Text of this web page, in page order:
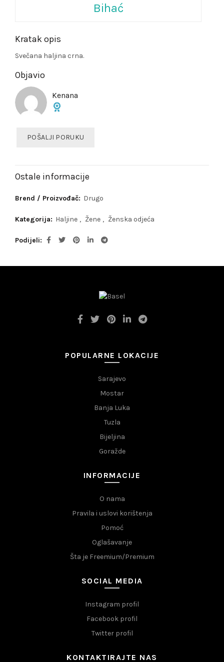
Bihać
Kratak opis
Svečana haljina crna.
Objavio
Kenana
POŠALJI PORUKU
Ostale informacije
Brend / Proizvođač: Drugo
Kategorija: Haljine , Žene , Ženska odjeća
Podijeli
POPULARNE LOKACIJE
Sarajevo
Mostar
Banja Luka
Tuzla
Bijeljina
Goražde
INFORMACIJE
O nama
Pravila i uslovi korištenja
Pomoć
Oglašavanje
Šta je Freemium/Premium
SOCIAL MEDIA
Instagram profil
Facebook profil
Twitter profil
KONTAKTIRAJTE NAS